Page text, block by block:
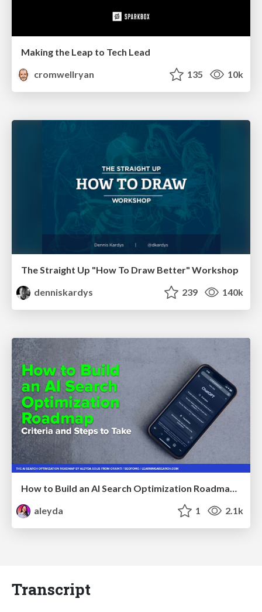
Making the Leap to Tech Lead
cromwellryan
135 10k
The Straight Up "How To Draw Better" Workshop
denniskardys
239 140k
aleyda
1 2.1k
Transcript